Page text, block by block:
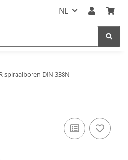
NL
spiraalboren DIN 338N